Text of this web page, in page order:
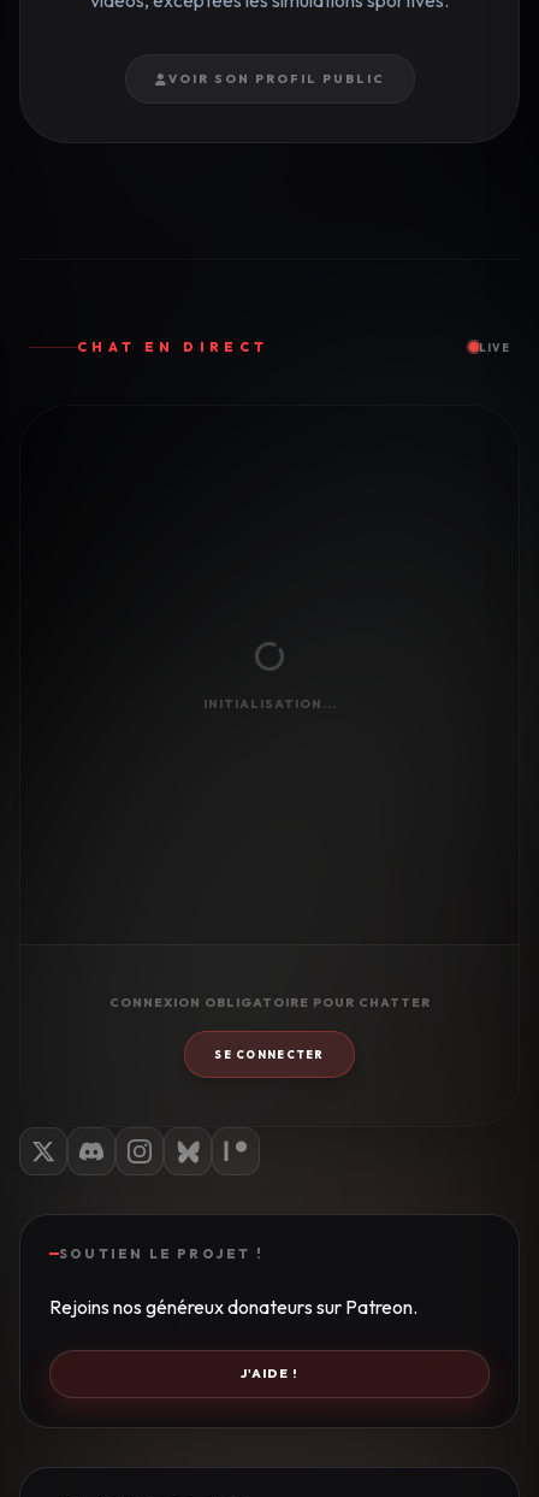
VOIR SON PROFIL PUBLIC
CHAT EN DIRECT LIVE
INITIALISATION...
CONNEXION OBLIGATOIRE POUR CHATTER
SE CONNECTER
SOUTIEN LE PROJET !
Rejoins nos généreux donateurs sur Patreon.
J'AIDE !